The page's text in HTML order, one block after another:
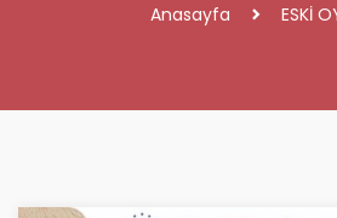
Anasayfa ESKİ